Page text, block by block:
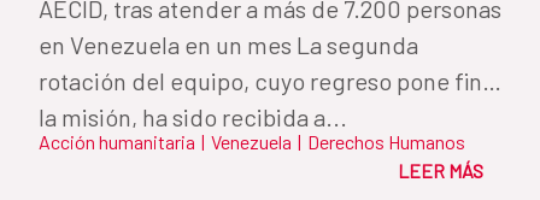
AECID, tras atender a más de 7.200 personas
en Venezuela en un mes La segunda
rotación del equipo, cuyo regreso pone fin a
la misión, ha sido recibida a...
Acción humanitaria | Venezuela | Derechos Humanos
LEER MÁS